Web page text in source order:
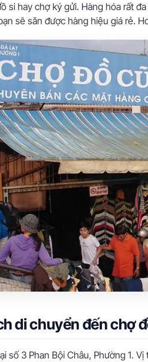
si hay chợ ký gửi. Hàng hóa rất
sẽ săn được hàng hiệu giá rẻ.
di chuyển đến chợ
số 3 Phan Bội Châu, Phường 1.